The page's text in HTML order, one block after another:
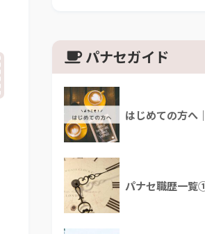
パナセガイド
はじめての方へ
パナセ職歴一覧